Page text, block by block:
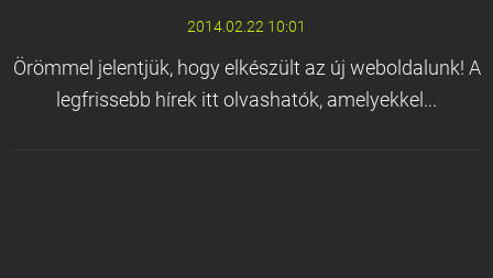
2014.02.22 10:01
Örömmel jelentjük, hogy elkészült az új weboldalunk! A
legfrissebb hírek itt olvashatók, amelyekkel...